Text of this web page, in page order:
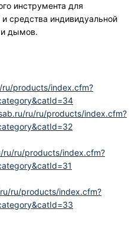
инструмента для
средства индивидуальной
и дымов.
products/index.cfm?
ru/ru/products/index.cfm?
ru/ru/products/index.cfm?
ru/products/index.cfm?